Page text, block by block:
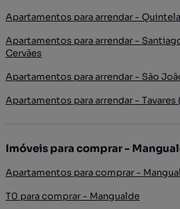
Apartamentos para arrendar -
Apartamentos para arrendar -
Cervães
Apartamentos para arrendar - São
Apartamentos para arrendar - Tavares
Imóveis para comprar -
Apartamentos para comprar -
T0 para comprar - Mangualde